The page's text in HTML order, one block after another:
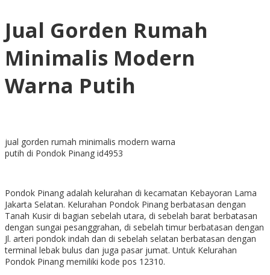
Jual Gorden Rumah
Minimalis Modern
Warna Putih
jual gorden rumah minimalis modern warna
putih di Pondok Pinang id4953
Pondok Pinang adalah kelurahan di kecamatan Kebayoran Lama
Jakarta Selatan. Kelurahan Pondok Pinang berbatasan dengan
Tanah Kusir di bagian sebelah utara, di sebelah barat berbatasan
dengan sungai pesanggrahan, di sebelah timur berbatasan dengan
Jl. arteri pondok indah dan di sebelah selatan berbatasan dengan
terminal lebak bulus dan juga pasar jumat. Untuk Kelurahan
Pondok Pinang memiliki kode pos 12310.